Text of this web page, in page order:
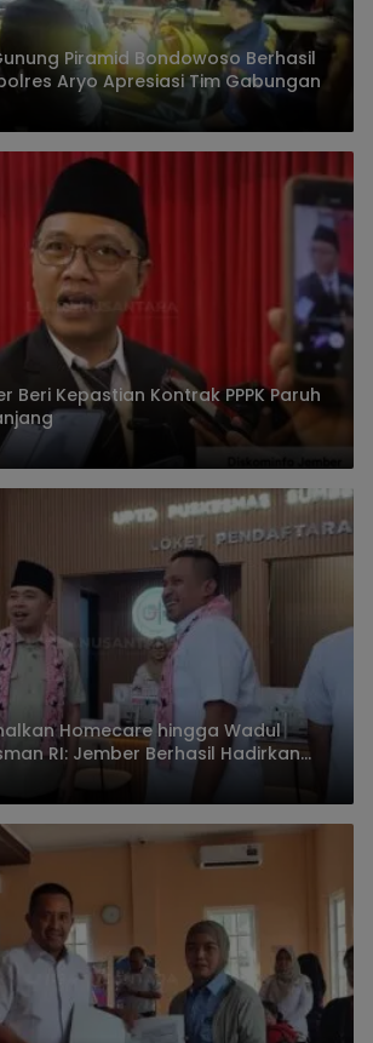
Piramid Bondowoso Berhasil
Aryo Apresiasi Tim Gabungan
Beri Kepastian Kontrak PPPK Paruh
Homecare hingga Wadul
RI: Jember Berhasil Hadirkan